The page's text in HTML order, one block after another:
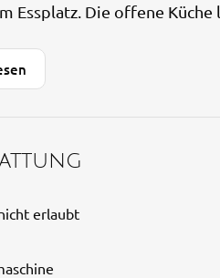
Essplatz. Die offene Küche
erlaubt